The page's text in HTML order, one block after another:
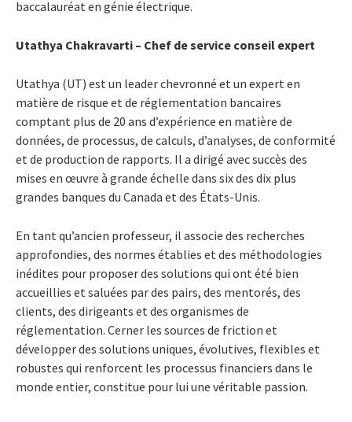
baccalauréat en génie électrique.
Utathya Chakravarti – Chef de service conseil expert
Utathya (UT) est un leader chevronné et un expert en
matière de risque et de réglementation bancaires
comptant plus de 20 ans d’expérience en matière de
données, de processus, de calculs, d’analyses, de conformité
et de production de rapports. Il a dirigé avec succès des
mises en œuvre à grande échelle dans six des dix plus
grandes banques du Canada et des États-Unis.
En tant qu’ancien professeur, il associe des recherches
approfondies, des normes établies et des méthodologies
inédites pour proposer des solutions qui ont été bien
accueillies et saluées par des pairs, des mentorés, des
clients, des dirigeants et des organismes de
réglementation. Cerner les sources de friction et
développer des solutions uniques, évolutives, flexibles et
robustes qui renforcent les processus financiers dans le
monde entier, constitue pour lui une véritable passion.